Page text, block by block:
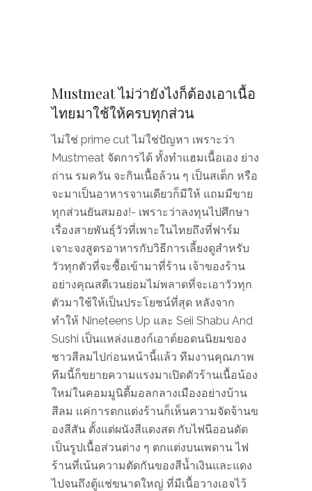
Mustmeat ไม่ว่ายังไงก็ต้องเอาเนื้อ
ไทยมาใช้ให้ครบทุกส่วน
ไม่ใช่ prime cut ไม่ใช่ปัญหา เพราะว่า
Mustmeat จัดการได้ ทั้งทำแฮมเนื้อเอง ย่าง
ถ่าน รมควัน จะกินเนื้อล้วน ๆ เป็นสเต็ก หรือ
จะมาเป็นอาหารจานเดียวก็มีให้ แถมมีขาย
ทุกส่วนยันสมอง!- เพราะว่าลงทุนไปศึกษา
เรื่องสายพันธุ์วัวที่เพาะในไทยถึงที่ฟาร์ม
เจาะจงสูตรอาหารกับวิธีการเลี้ยงดูสำหรับ
วัวทุกตัวที่จะซื้อเข้ามาที่ร้าน เจ้าของร้าน
อย่างคุณสตีเวนย่อมไม่พลาดที่จะเอาวัวทุก
ตัวมาใช้ให้เป็นประโยชน์ที่สุด หลังจาก
ทำให้ Nineteens Up และ Seii Shabu And
Sushi เป็นแหล่งแฮงก์เอาต์ยอดนนิยมของ
ชาวสีลมไปก่อนหน้านี้แล้ว ทีมงานคุณภาพ
ทีมนี้ก็ขยายความแรงมาเปิดตัวร้านเนื้อน้อง
ใหม่ในคอมมูนิตี้มอลกลางเมืองอย่างบ้าน
สีลม แค่การตกแต่งร้านก็เห็นความจัดจ้านข
องสีสัน ตั้งแต่ผนังสีแดงสด กับไฟนีออนดัด
เป็นรูปเนื้อส่วนต่าง ๆ ตกแต่งบนเพดาน ไฟ
ร้านที่เน้นความตัดกันของสีน้ำเงินและแดง
ไปจนถึงตู้แช่ขนาดใหญ่ ที่มีเนื้อวางเอจไว้